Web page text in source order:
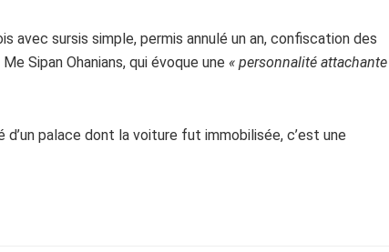
avec sursis simple, permis annulé un an, confiscation des
Sipan Ohanians, qui évoque une « personnalité attachante
palace dont la voiture fut immobilisée, c’est une